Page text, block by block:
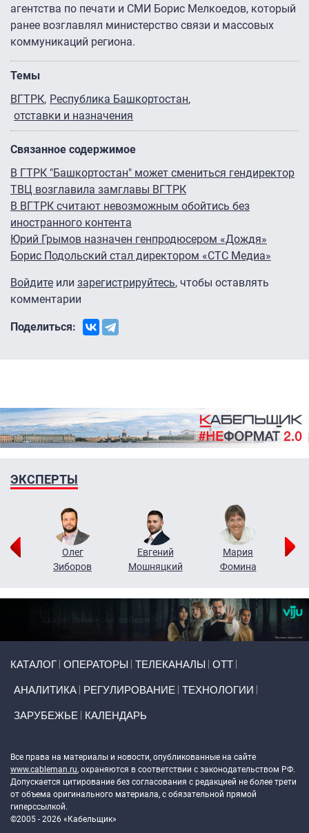
агентства по печати и СМИ Борис Мелкоедов, который
ранее возглавлял министерство связи и массовых
коммуникаций региона.
Темы
ВГТРК Республика Башкортостан
отставки и назначения
Связанное содержимое
В ГТРК "Башкортостан" может смениться гендиректор
ТВЦ возглавила замглавы ВГТРК
В ВГТРК считают невозможным обойтись без
иностранного контента
Юрий Грымов назначен генпродюсером «Дождя»
Борис Подольский стал директором «СТС Медиа»
Войдите или зарегистрируйтесь, чтобы оставлять
комментарии
Поделиться:
ЭКСПЕРТЫ
Олег
Зиборов
Евгений
Мошняцкий
Мария
Фомина
КАТАЛОГ ОПЕРАТОРЫ ТЕЛЕКАНАЛЫ ОТТ
АНАЛИТИКА РЕГУЛИРОВАНИЕ ТЕХНОЛОГИИ
ЗАРУБЕЖЬЕ КАЛЕНДАРЬ
Все права на материалы и новости, опубликованные на сайте
www.cableman.ru, охраняются в соответствии с законодательством РФ.
Допускается цитирование без согласования с редакцией не более трети
от объема оригинального материала, с обязательной прямой
гиперссылкой.
©2005 - 2026 «Кабельщик»